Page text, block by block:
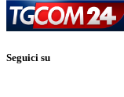
Seguici su